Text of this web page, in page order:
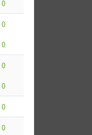
0
0
0
0
0
0
0